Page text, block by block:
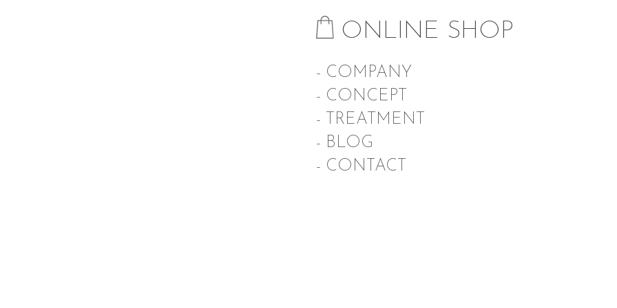
ONLINE SHOP
- COMPANY
- CONCEPT
- TREATMENT
- BLOG
- CONTACT